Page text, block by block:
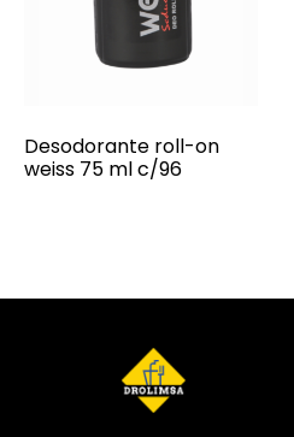
Desodorante roll-on
weiss 75 ml c/96